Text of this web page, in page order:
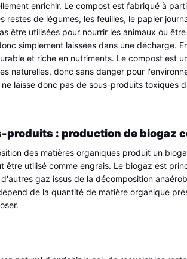
enrichir. Le compost est fabriqué à
restes de légumes, les feuilles, le papier
être utilisées pour nourrir les animaux ou
simplement laissées dans une décharge.
et riche en nutriments. Le compost est
naturelles, donc sans danger pour
laisse donc pas de sous-produits toxiques
produits : production de biogaz
des matières organiques produit un
être utilisé comme engrais. Le biogaz est
gaz issus de la décomposition
de la quantité de matière organique